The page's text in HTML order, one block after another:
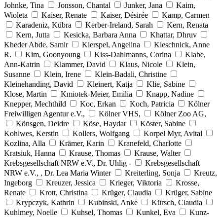
Johnke, Tina
Jonsson, Chantal Junker, Jana
Kaim,
Wioleta
Kaiser, Renate Kaiser, Désirée
Kamp, Carmen
Karadeniz, Kübra
Kerber-Ireland, Sarah
Kern, Renata
Kern, Jutta
Kesicka, Barbara Anna
Khattar, Dhruv
Kheder Abde, Samir
Kierspel, Angelina
Kieschnick, Anne
R.
Kim, Goonyoung Kiss-Dahlmanns, Corina
Klabe,
Ann-Katrin
Klammer, David Klaus, Nicole
Klein,
Susanne
Klein, Irene
Klein-Badali, Christine
Kleinehanding, David
Kleinert, Katja
Klie, Sabine
Klose, Martin
Kmiotek-Meier, Emilia
Knapp, Nadine
Knepper, Mechthild
Koc, Erkan Koch, Patricia
Kölner
Freiwilligen Agentur e.V.,
Kölner VHS,
Kölner Zoo AG,
Könsgen, Deidre
Köse, Haydar
Köster, Sabine
Kohlwes, Kerstin
Kollers, Wolfgang
Korpel Myr, Avital
Kozlina, Alla
Krämer, Karin
Kranefeld, Charlotte
Kratsiuk, Hanna
Krause, Thomas
Krause, Walter
Krebsgesellschaft NRW e.V., Dr. Uhlig -
Krebsgesellschaft
NRW e.V., , Dr. Lea Maria Winter
Kreiterling, Sonja
Kreutz,
Ingeborg
Kreuzer, Jessica Krieger, Viktoria
Krosse,
Renate
Krott, Christina Krüger, Claudia
Krüger, Sabine
Krypczyk, Kathrin
Kubinski, Anke
Kürsch, Claudia
Kuhlmey, Noelle
Kuhsel, Thomas Kunkel, Eva
Kunz-